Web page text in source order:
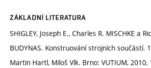
ZÁKLADNÍ LITERATURA
SHIGLEY, Joseph E., Charles R. MISCHKE a
BUDYNAS. Konstruování strojních součástí.
Martin Hartl, Miloš Vlk. Brno: VUTIUM, 2010,